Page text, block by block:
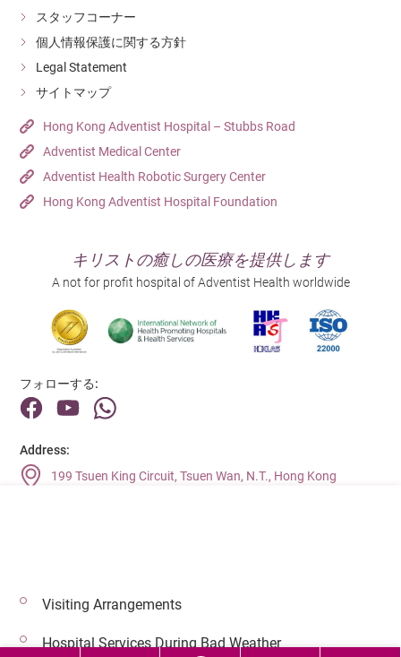
スタッフコーナー
個人情報保護に関する方針
Legal Statement
サイトマップ
Hong Kong Adventist Hospital – Stubbs Road
Adventist Medical Center
Adventist Health Robotic Surgery Center
Hong Kong Adventist Hospital Foundation
キリストの癒しの医療を提供します
A not for profit hospital of Adventist Health worldwide
フォローする:
Address:
199 Tsuen King Circuit, Tsuen Wan, N.T., Hong Kong
© 2026 著作権©アドベンティストヘルス 無断転載を禁じます。
Visiting Arrangements
Hospital Services During Bad Weather